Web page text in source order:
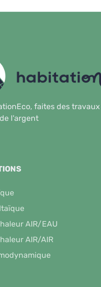
faites des
l'argent
AIR/EAU
AIR/AIR